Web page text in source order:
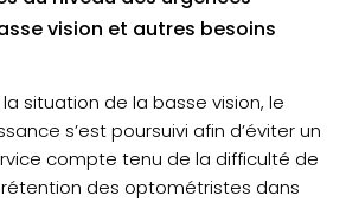
vision et autres besoins
situation de la basse vision, le
s’est poursuivi afin d’éviter un
compte tenu de la difficulté de
des optométristes dans